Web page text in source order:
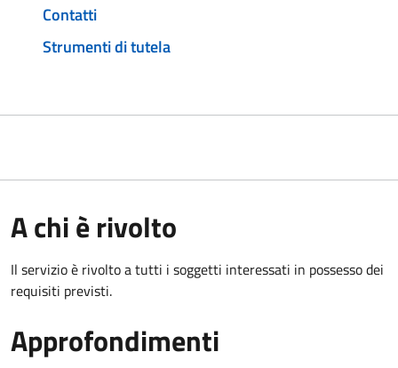
Contatti
Strumenti di tutela
A chi è rivolto
Il servizio è rivolto a tutti i soggetti interessati in possesso dei
requisiti previsti.
Approfondimenti